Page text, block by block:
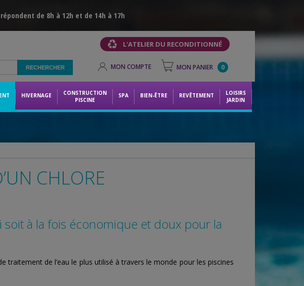
de 8h à 12h et de 14h à 17h
L'ATELIER DU RECONDITIONNÉ
MON COMPTE MON PANIER 0
HIVERNAGE
CONSTRUCTION
PISCINE
SPA BIEN-ÊTRE REVÊTEMENT
LOISIRS
JARDIN
CHLORE
à la fois économique et doux pour la
traitement de l’eau le plus utilisé à travers le monde pour les piscines